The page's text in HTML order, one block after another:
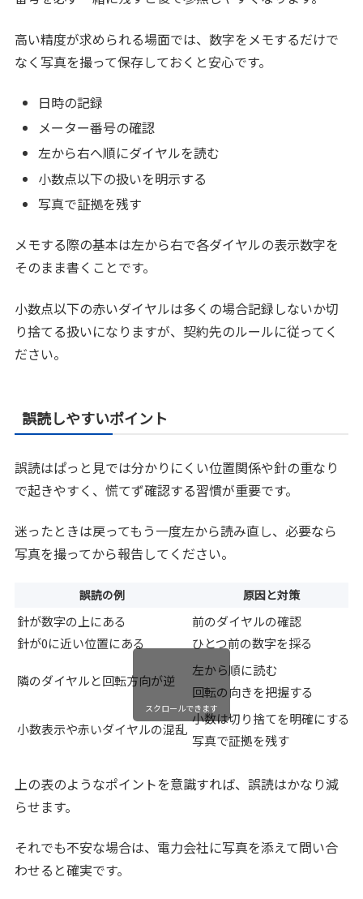
高い精度が求められる場面では、数字をメモするだけで
なく写真を撮って保存しておくと安心です。
日時の記録
メーター番号の確認
左から右へ順にダイヤルを読む
小数点以下の扱いを明示する
写真で証拠を残す
メモする際の基本は左から右で各ダイヤルの表示数字を
そのまま書くことです。
小数点以下の赤いダイヤルは多くの場合記録しないか切
り捨てる扱いになりますが、契約先のルールに従ってく
ださい。
誤読しやすいポイント
誤読はぱっと見では分かりにくい位置関係や針の重なり
で起きやすく、慌てず確認する習慣が重要です。
迷ったときは戻ってもう一度左から読み直し、必要なら
写真を撮ってから報告してください。
誤読の例 原因と対策
針が数字の上にある
針が0に近い位置にある
前のダイヤルの確認
ひとつ前の数字を採る
隣のダイヤルと回転方向が逆
左から順に読む
回転の向きを把握する
小数表示や赤いダイヤルの混乱
小数は切り捨てを明確にする
写真で証拠を残す
スクロールできます
上の表のようなポイントを意識すれば、誤読はかなり減
らせます。
それでも不安な場合は、電力会社に写真を添えて問い合
わせると確実です。